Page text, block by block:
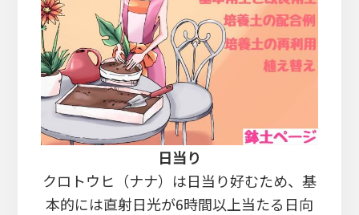
日当り
クロトウヒ（ナナ）は日当り好むため、基
本的には直射日光が6時間以上当たる日向